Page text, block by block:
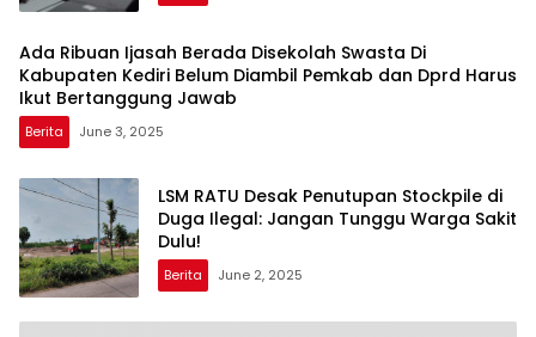
Ada Ribuan Ijasah Berada Disekolah Swasta Di
Kabupaten Kediri Belum Diambil Pemkab dan Dprd Harus
Ikut Bertanggung Jawab
Berita June 3, 2025
LSM RATU Desak Penutupan Stockpile di
Duga Ilegal: Jangan Tunggu Warga Sakit
Dulu!
Berita June 2, 2025